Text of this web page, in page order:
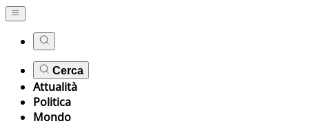
Cerca
Attualità
Politica
Mondo